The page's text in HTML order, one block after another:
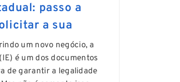
passo a
a sua
um novo negócio, a
é um dos documentos
de garantir a legalidade